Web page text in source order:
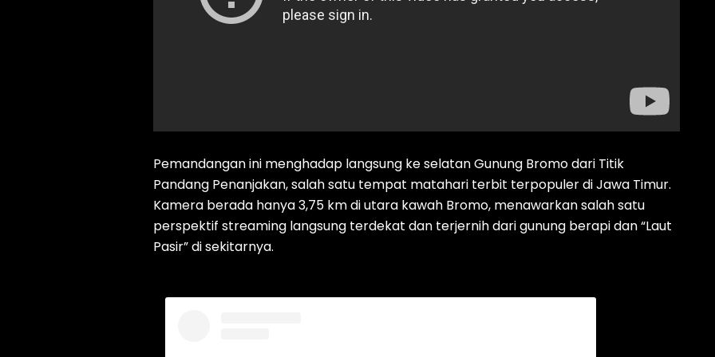
Pemandangan ini menghadap langsung ke selatan Gunung Bromo dari Titik
Pandang Penanjakan, salah satu tempat matahari terbit terpopuler di Jawa Timur.
Kamera berada hanya 3,75 km di utara kawah Bromo, menawarkan salah satu
perspektif streaming langsung terdekat dan terjernih dari gunung berapi dan “Laut
Pasir” di sekitarnya.